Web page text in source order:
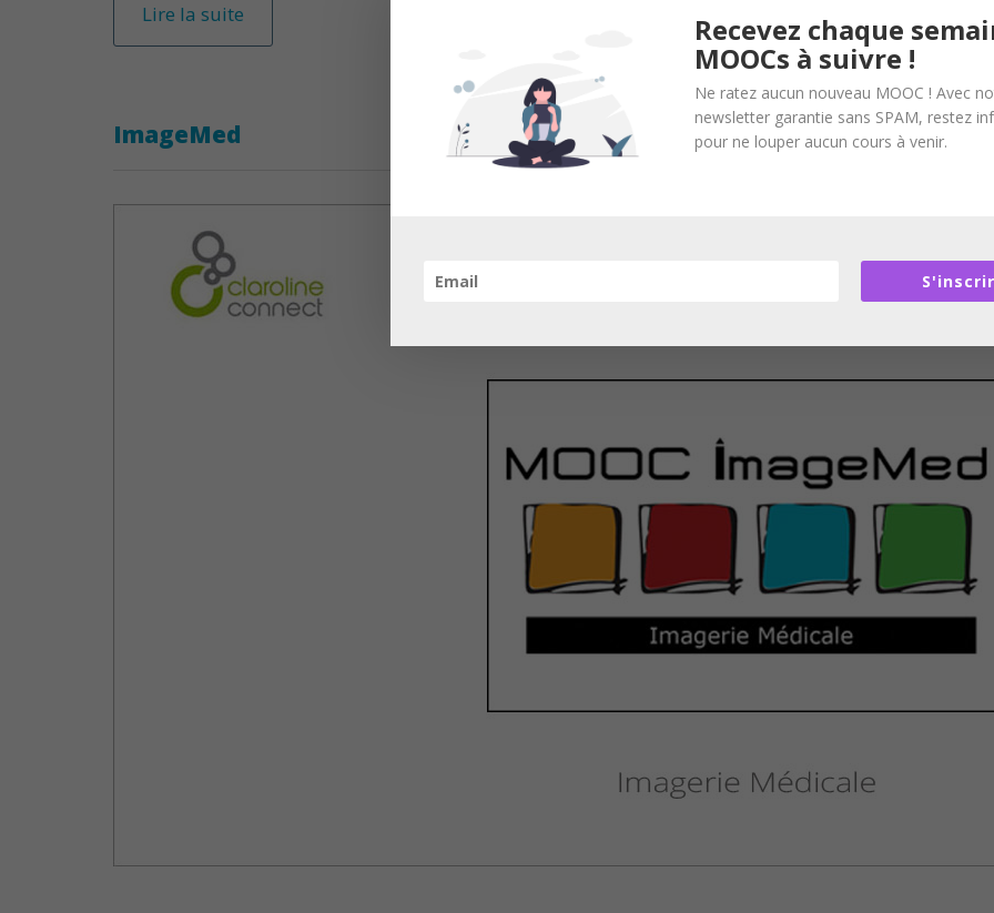
Lire la suite
ImageMed
Recevez chaque
MOOCs à suivre !
Ne ratez aucun nouveau MOOC ! Avec
newsletter garantie sans SPAM, restez
pour ne louper aucun cours à venir.